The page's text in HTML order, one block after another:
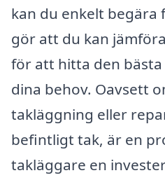
kan du enkelt begära
gör att du kan
för att hitta den
dina behov. Oavsett
takläggning eller
befintligt tak, är en
takläggare en